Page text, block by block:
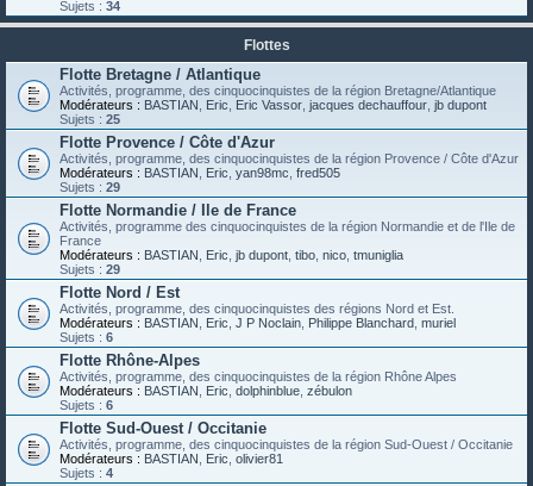
Sujets : 34
Flottes
Flotte Bretagne / Atlantique
Activités, programme, des cinquocinquistes de la région Bretagne/Atlantique
Modérateurs : BASTIAN Eric Eric Vassor jacques dechauffour jb dupont
Sujets : 25
Flotte Provence / Côte d'Azur
Activités, programme, des cinquocinquistes de la région Provence / Côte d'Azur
Modérateurs : BASTIAN Eric yan98mc fred505
Sujets : 29
Flotte Normandie / Ile de France
Activités, programme des cinquocinquistes de la région Normandie et de l'Ile de
France
Modérateurs : BASTIAN Eric jb dupont tibo nico tmuniglia
Sujets : 29
Flotte Nord / Est
Activités, programme, des cinquocinquistes des régions Nord et Est.
Modérateurs : BASTIAN Eric J P Noclain Philippe Blanchard muriel
Sujets : 6
Flotte Rhône-Alpes
Activités, programme, des cinquocinquistes de la région Rhône Alpes
Modérateurs : BASTIAN Eric dolphinblue zébulon
Sujets : 6
Flotte Sud-Ouest / Occitanie
Activités, programme, des cinquocinquistes de la région Sud-Ouest / Occitanie
Modérateurs : BASTIAN Eric olivier81
Sujets : 4